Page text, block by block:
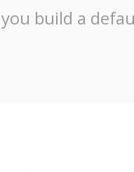
build a